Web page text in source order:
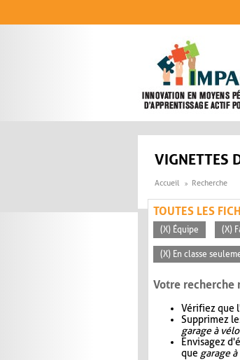
VIGNETTES
Accueil Recherche
TOUTES LES
(X) Équipe (X)
(X) En classe
Votre recherche
Vérifiez que
Supprimez
garage à vélo
Envisagez
que garage